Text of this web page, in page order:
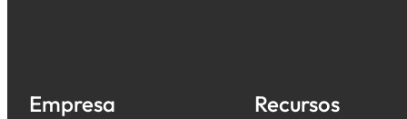
Empresa Recursos